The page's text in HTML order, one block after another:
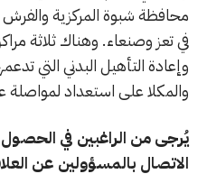
محافظة شبوة المركزية
في تعز وصنعاء. وهناك ثلاثة
وإعادة التأهيل البدني التي
والمكلا على استعداد
يُرجى من الراغبين في
الاتصال بالمسؤولين عن